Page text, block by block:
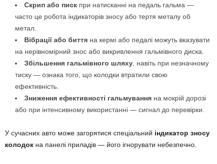
Скрип або писк при натисканні на педаль гальма —
часто це робота індикаторів зносу або тертя металу об
метал.
Вібрації або биття на кермі або педалі можуть вказувати
на нерівномірний знос або викривлення гальмівного диска.
Збільшення гальмівного шляху , навіть при незначному
тиску — ознака того, що колодки втратили свою
ефективність.
Зниження ефективності гальмування на мокрій дорозі
або при інтенсивному використанні — сигнал до перевірки.
У сучасних авто може загорятися спеціальний індикатор зносу
колодок на панелі приладів — його ігнорувати небезпечно.